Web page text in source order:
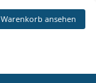
Warenkorb ansehen